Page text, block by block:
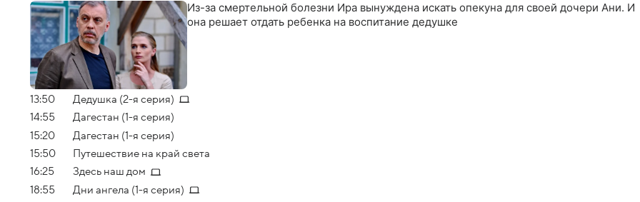
Из-за смертельной болезни Ира вынуждена искать опекуна для своей дочери Ани. И
она решает отдать ребенка на воспитание дедушке
13:50
Дедушка (2-я серия)
14:55
Дагестан (1-я серия)
15:20
Дагестан (1-я серия)
15:50
Путешествие на край света
16:25
Здесь наш дом
18:55
Дни ангела (1-я серия)